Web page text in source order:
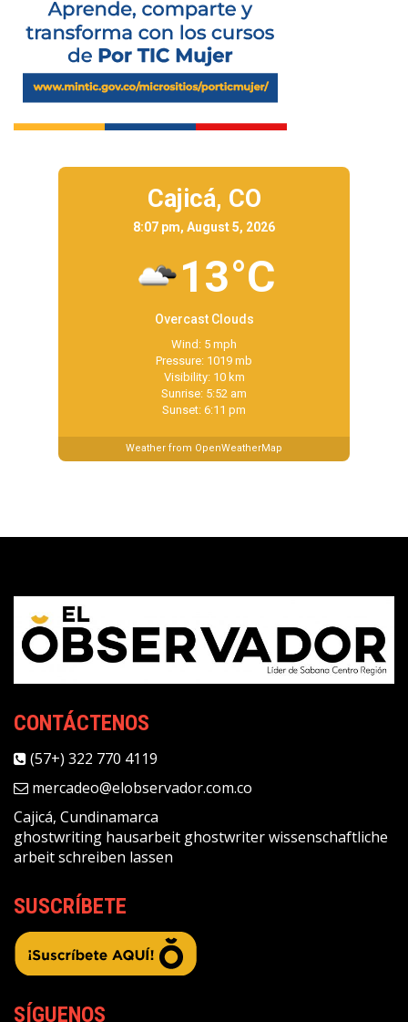
Cajicá, CO
8:07 pm, August 5, 2026
13°C
Overcast Clouds
Wind: 5 mph
Pressure: 1019 mb
Visibility: 10 km
Sunrise: 5:52 am
Sunset: 6:11 pm
Weather from OpenWeatherMap
CONTÁCTENOS
(57+) 322 770 4119
mercadeo@elobservador.com.co
Cajicá, Cundinamarca
ghostwriting hausarbeit ghostwriterwissenschaftliche
arbeit schreiben lassen
SUSCRÍBETE
SÍGUENOS